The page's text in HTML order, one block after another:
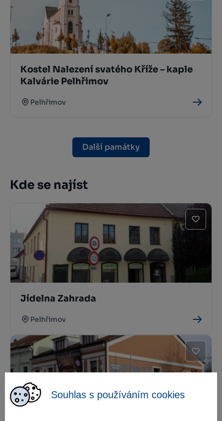
Souhlas s používáním cookies
Kostel Nalezení svatého Kříže – kaple
Kalvárie Pelhřimov
Pelhřimov
Další památky
Kde se najíst
Jídelna Zahrada
Pelhřimov